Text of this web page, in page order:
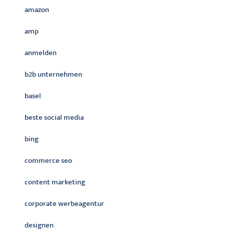
amazon
amp
anmelden
b2b unternehmen
basel
beste social media
bing
commerce seo
content marketing
corporate werbeagentur
designen